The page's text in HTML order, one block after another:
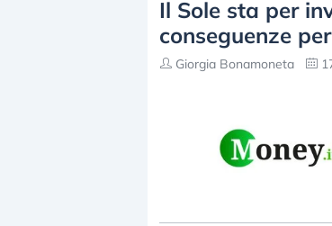
Il Sole sta per
conseguenze
Giorgia Bonamoneta